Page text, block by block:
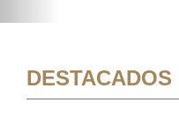
DESTACADOS